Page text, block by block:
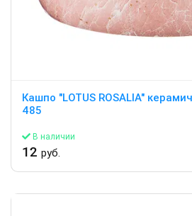
Кашпо "LOTUS ROSALIA"
485
В наличии
12 руб.